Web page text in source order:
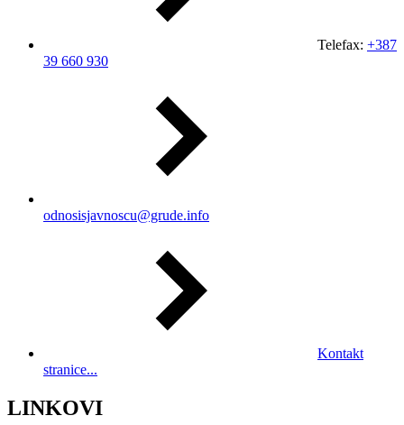
Telefax: +387
39 660 930
odnosisjavnoscu@grude.info
Kontakt
stranice...
LINKOVI